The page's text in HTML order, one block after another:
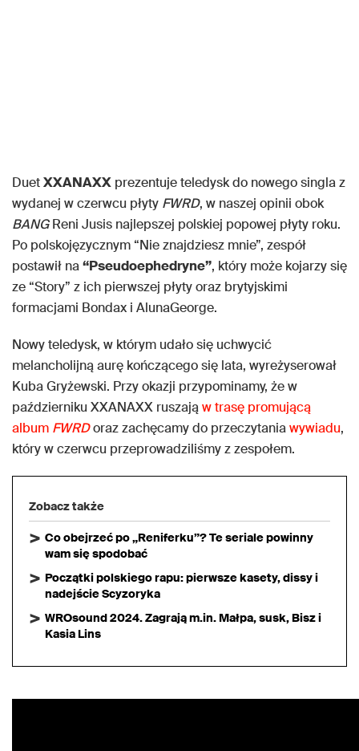
DuetXXANAXX prezentuje teledysk do nowego singla z
wydanej w czerwcu płyty FWRD, w naszej opinii obok
BANGReni Jusis najlepszej polskiej popowej płyty roku.
Po polskojęzycznym “Nie znajdziesz mnie”, zespół
postawił na“Pseudoephedryne”, który może kojarzy się
ze “Story” z ich pierwszej płyty oraz brytyjskimi
formacjami Bondax i AlunaGeorge.
Nowy teledysk, w którym udało się uchwycić
melancholijną aurę kończącego się lata, wyreżyserował
Kuba Gryżewski. Przy okazji przypominamy, że w
październiku XXANAXX ruszająw trasę promującą
album FWRDoraz zachęcamy do przeczytaniawywiadu,
który w czerwcu przeprowadziliśmy z zespołem.
Zobacz także
Co obejrzeć po „Reniferku”? Te seriale powinny
wam się spodobać
Początki polskiego rapu: pierwsze kasety, dissy i
nadejście Scyzoryka
WROsound 2024. Zagrają m.in. Małpa, susk, Bisz i
Kasia Lins